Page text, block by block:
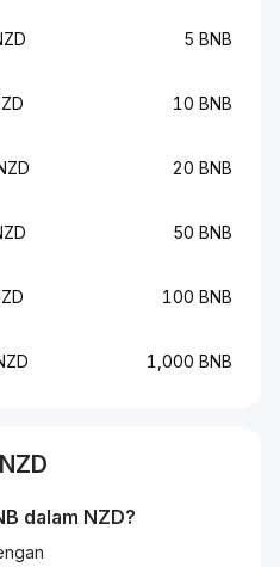
5 BNB
10 BNB
20 BNB
50 BNB
100 BNB
1,000 BNB
NZD
dalam NZD?